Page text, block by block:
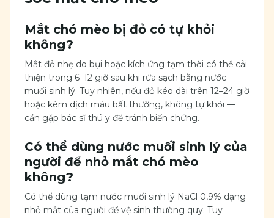
Mắt chó mèo bị đỏ có tự khỏi
không?
Mắt đỏ nhẹ do bụi hoặc kích ứng tạm thời có thể cải
thiện trong 6–12 giờ sau khi rửa sạch bằng nước
muối sinh lý. Tuy nhiên, nếu đỏ kéo dài trên 12–24 giờ
hoặc kèm dịch màu bất thường, không tự khỏi —
cần gặp bác sĩ thú y để tránh biến chứng.
Có thể dùng nước muối sinh lý của
người để nhỏ mắt chó mèo
không?
Có thể dùng tạm nước muối sinh lý NaCl 0,9% dạng
nhỏ mắt của người để vệ sinh thường quy. Tuy